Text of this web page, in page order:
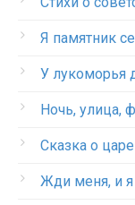
Я памятник
У лукоморья
Ночь, улица,
Сказка о
Жди меня, и я